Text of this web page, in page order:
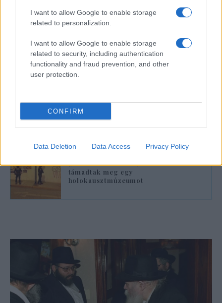
I want to allow Google to enable storage
related to personalization.
I want to allow Google to enable storage
related to security, including authentication
functionality and fraud prevention, and other
user protection.
CONFIRM
Data Deletion Data Access Privacy Policy
belügyminiszter felszólította a hatóságokat,
hogy „növeljék az éberséget a politikai
gyűlések, valamint a kampányirodák
környékén”.
és Európa botrányosan szelektív
antifasizmusa
„Gaza Viva” – Szélsőbalos antifák
támadtak meg egy
holokausztmúzeumot